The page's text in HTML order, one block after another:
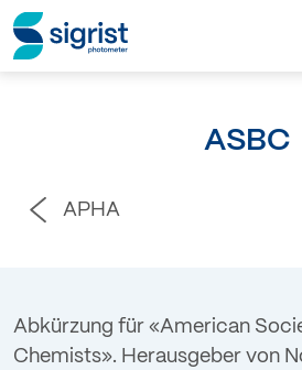
Produkte
ASBC
APHA
Abkürzung für «American
Chemists». Herausgeber von